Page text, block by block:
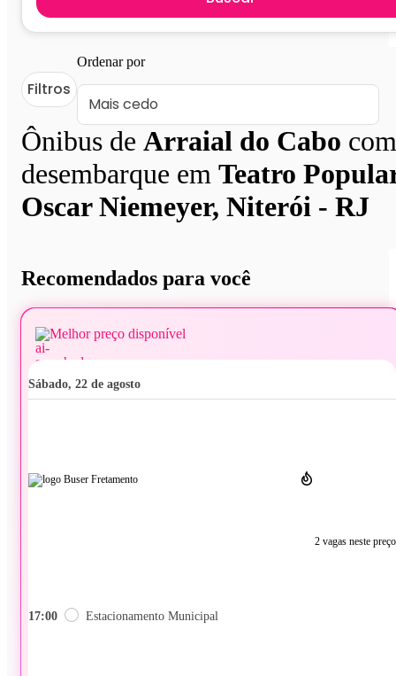
Ônibus de Arraial do Cabo com
desembarque em Teatro
Oscar Niemeyer, Niterói - RJ
Filtros
Ordenar por
Recomendados para você
Melhor preço disponível
sábado, 22 de agosto
2 vagas neste preço
17:00 Estacionamento Municipal